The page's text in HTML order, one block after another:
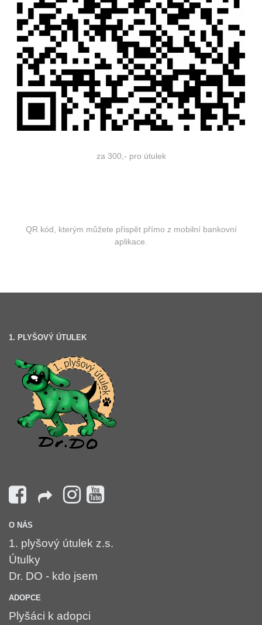
za 300,- pro útulek
QR kód, kterým můžete přispět přímo z mobilní bankovní
aplikace.
1. PLYŠOVÝ ÚTULEK
O NÁS
1. plyšový útulek z.s.
Útulky
Dr. DO - kdo jsem
ADOPCE
Plyšáci k adopci